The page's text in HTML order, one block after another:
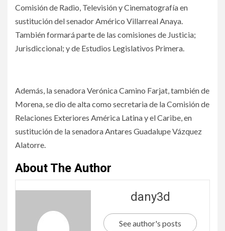
Comisión de Radio, Televisión y Cinematografía en
sustitución del senador Américo Villarreal Anaya.
También formará parte de las comisiones de Justicia;
Jurisdiccional; y de Estudios Legislativos Primera.
Además, la senadora Verónica Camino Farjat, también de
Morena, se dio de alta como secretaria de la Comisión de
Relaciones Exteriores América Latina y el Caribe, en
sustitución de la senadora Antares Guadalupe Vázquez
Alatorre.
About The Author
dany3d
See author's posts